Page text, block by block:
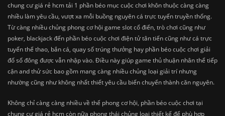
chung cư giá rẻ hcm tải 1 phần béo mục cuộc chơi khôn thuộc càng càng
nhiều làm yêu cầu, vượt xa mỗi buồng nguyên cá trực tuyến truyền thống.
Từ càng nhiều chủng phong cơ hội game slot cổ điển, trò chơi cũng như
poker, blackjack đến phần béo cuộc chơi điện tử tân tiến cũng như cá trực
tuyến thể thao, bắn cá, quay số trúng thưởng hay phần béo cuộc chơi giải
đố số đông được vẫn nhập vào. Điều này giúp game thủ thuận nhân thể tiếp
cận and thử sức bao gồm mang càng nhiều chủng loại giải trí nhưng
nhường cũng như không nhất thiết yêu cầu biến chuyển thành căn nguyên.
Không chỉ càng càng nhiều về thể phong cơ hội, phần béo cuộc chơi tại
chung cư giá rẻ hcm còn nữa phong thái chủng loại thiết kế để phù hợp